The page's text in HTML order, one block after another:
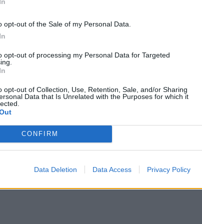
opt-out of the Sale of my Personal Data.
opt-out of processing my Personal Data for Targeted
opt-out of Collection, Use, Retention, Sale, and/or Sharing
Data that Is Unrelated with the Purposes for which it
CONFIRM
Data Deletion Data Access Privacy Policy
να εξαπολύουν αεροπορικά πλήγματα
του αμερικανού προέδρου Ντόναλντ Τραμπ,
κυβέρνησή του, πως «μας θεωρεί κορόιδα».
στις νότιες ακτές της χώρας.
το βράδυ χθες Τετάρτη (τις πρώτες
σύμφωνα με τις οποίες πλέον έκλεισε
πληγμάτων των ΗΠΑ.«Εμπορικά πλοία
απόψε»
που είναι αρμόδιο για τη Μέση Ανατολή
επιτελείο διεμήνυσε νωρίτερα ότι στο εξής
θα θεωρείται «στόχος». Το ιρανικό πολεμικό
η CENTCOM διέψευσε ότι χτυπήθηκαν